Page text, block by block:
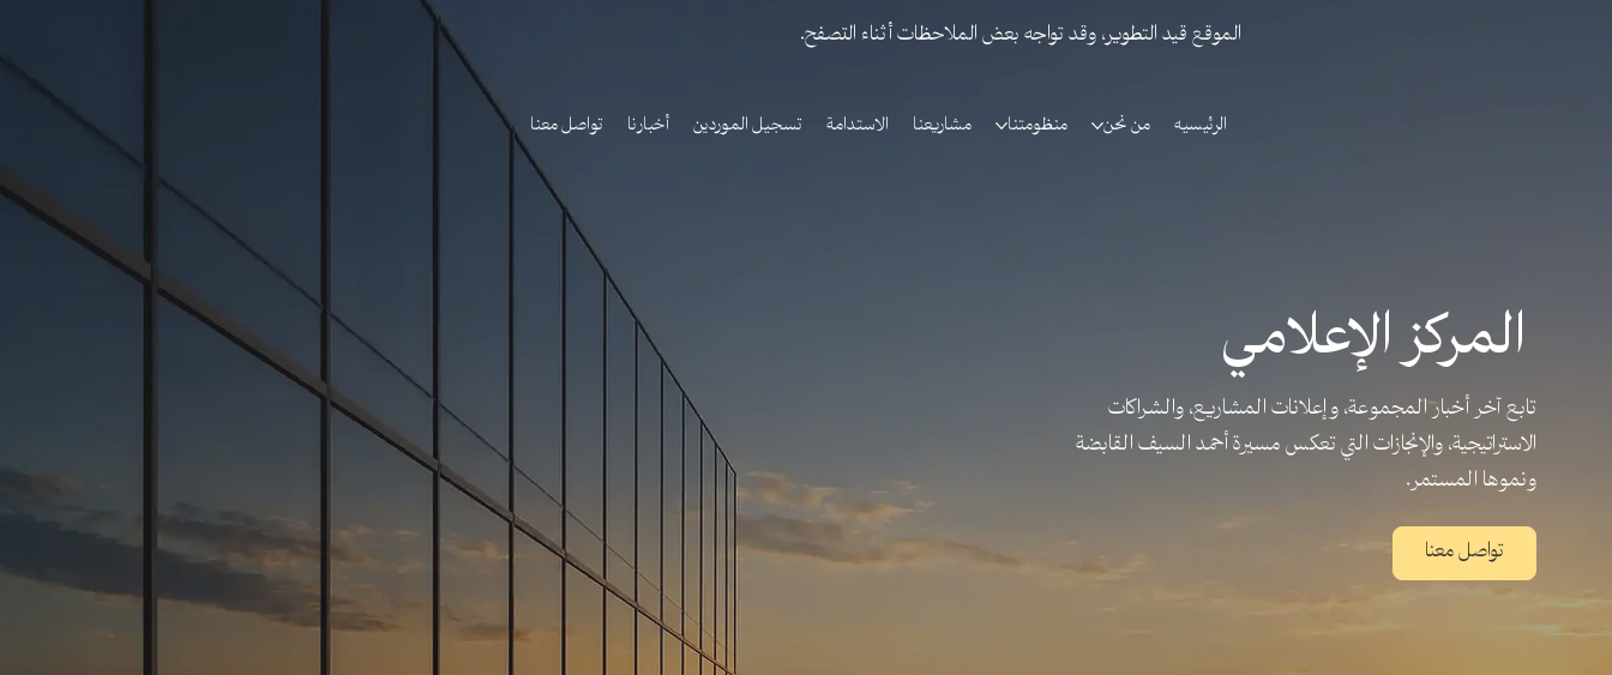
الموقع قيد التطوير، وقد تواجه بعض الملاحظات أثناء التصفح.
الرئيسيه من نحن منظومتنا مشاريعنا الاستدامة تسجيل الموردين أخبارنا تواصل معنا
المركز الإعلامي
تابع آخر أخبار المجموعة، وإعلانات المشاريع، والشراكات
الاستراتيجية، والإنجازات التي تعكس مسيرة أحمد السيف القابضة
ونموها المستمر.
تواصل معنا